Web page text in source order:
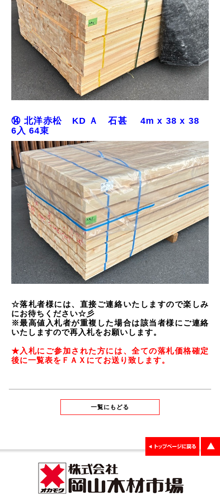
⑭ 北洋赤松 KD Ａ 石甚 4m x 38 x 38
6入 64束
☆落札者様には、直接ご連絡いたしますので楽しみ
にお待ちください☆彡
※最高値入札者が重複した場合は該当者様にご連絡
いたしますので再入札をお願いします。
★入札にご参加された方には、全ての落札価格確定
後に一覧表をＦＡＸにてお送り致します。
一覧にもどる